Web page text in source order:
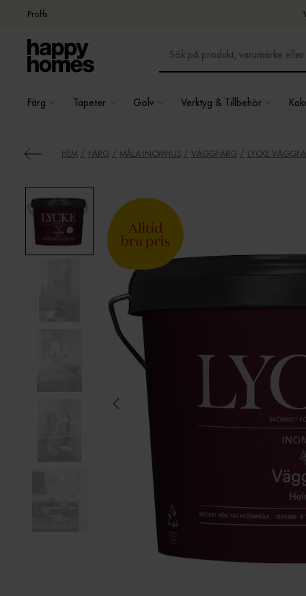
Proffs
Färg Tapeter Golv Verktyg & Tillbehör
HEM FÄRG MÅLA INOMHUS VÄGGFÄRG LYCKE